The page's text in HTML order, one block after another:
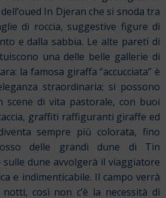
In Djeran che si snoda tra
di roccia, suggestive figure di
e dalla sabbia. Le alte pareti di
una delle belle gallerie di
la famosa giraffa “accucciata” è
straordinaria; si possono
scene di vita pastorale, con buoi
graffiti raffiguranti giraffe ed
sempre più colorata, fino
delle grandi dune di Tin
dune avvolgerà il viaggiatore
e indimenticabile. Il campo verrà
così non c’è la necessità di